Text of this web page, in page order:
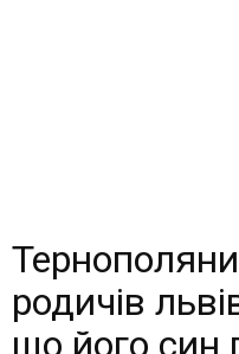
родичів
що його син